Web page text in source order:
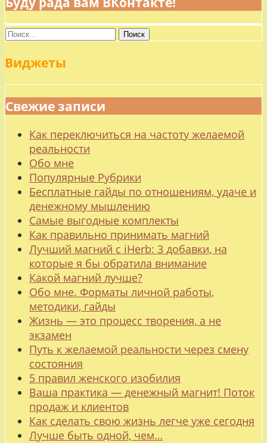
Найти:
Виджеты
Свежие записи
Как переключиться на частоту желаемой
реальности
Обо мне
Популярные Рубрики
Бесплатные гайды по отношениям, удаче и
денежному мышлению
Самые выгодные комплекты
Как правильно принимать магний
Лучший магний с iHerb: 3 добавки, на
которые я бы обратила внимание
Какой магний лучше?
Обо мне. Форматы личной работы,
методики, гайды
Жизнь — это процесс творения, а не
экзамен
Путь к желаемой реальности через смену
состояния
5 правил женского изобилия
Ваша практика — денежный магнит! Поток
продаж и клиентов
Как сделать свою жизнь легче уже сегодня
Лучше быть одной, чем…